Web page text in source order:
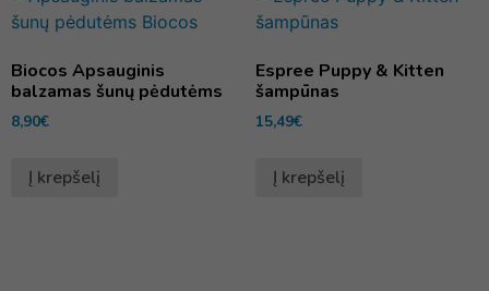
Biocos Apsauginis
balzamas šunų pėdutėms
8,90€
Į krepšelį
Espree Puppy & Kitten
šampūnas
15,49€
Į krepšelį